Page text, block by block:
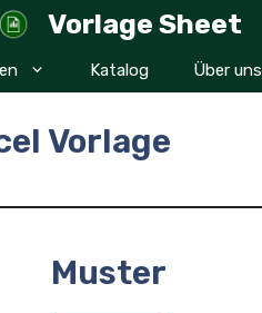
Vorlage Sheet
Katalog Über uns
Vorlage
Muster